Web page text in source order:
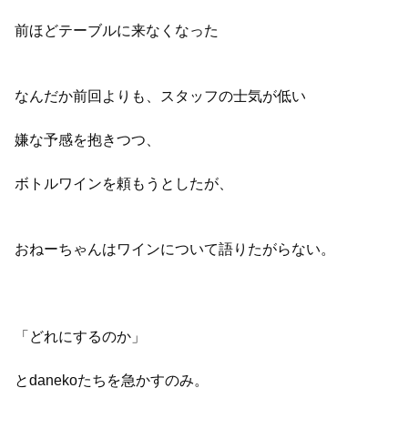
前ほどテーブルに来なくなった
なんだか前回よりも、スタッフの士気が低い
嫌な予感を抱きつつ、
ボトルワインを頼もうとしたが、
おねーちゃんはワインについて語りたがらない。
「どれにするのか」
とdanekoたちを急かすのみ。